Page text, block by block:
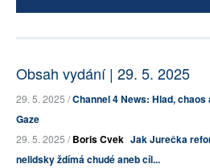
Obsah vydání | 29. 5. 2025
29. 5. 2025 /Channel 4 News: Hlad,
Gaze
29. 5. 2025 /Boris Cvek Jak Jurečka
nelidsky ždímá chudé aneb cíl...